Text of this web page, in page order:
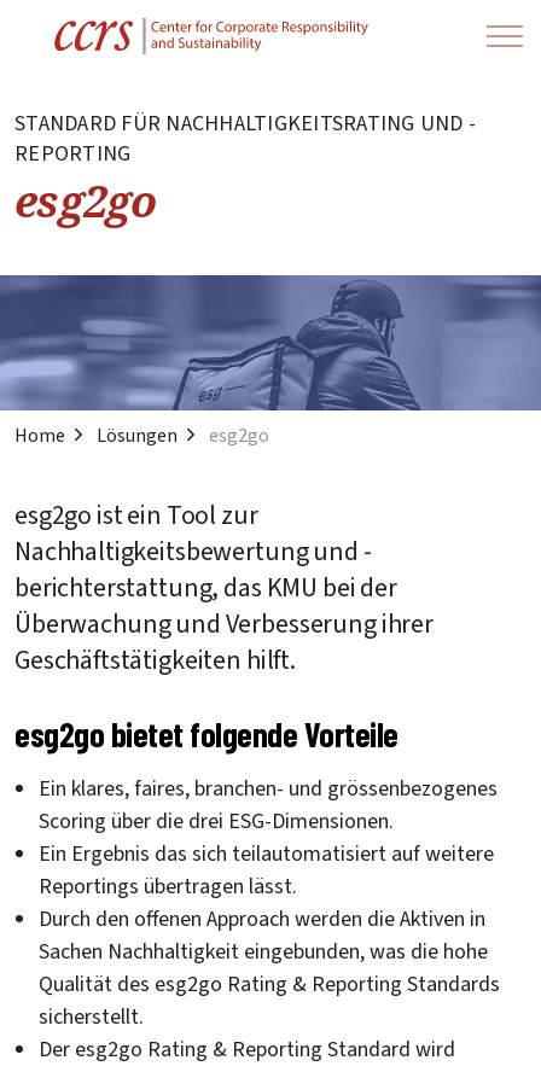
STANDARD FÜR NACHHALTIGKEITSRATING UND -
REPORTING
esg2go
Home Lösungen esg2go
esg2go ist ein Tool zur
Nachhaltigkeitsbewertung und -
berichterstattung, das KMU bei der
Überwachung und Verbesserung ihrer
Geschäftstätigkeiten hilft.
esg2go bietet folgende Vorteile
Ein klares, faires, branchen- und grössenbezogenes
Scoring über die drei ESG-Dimensionen.
Ein Ergebnis das sich teilautomatisiert auf weitere
Reportings übertragen lässt.
Durch den offenen Approach werden die Aktiven in
Sachen Nachhaltigkeit eingebunden, was die hohe
Qualität des esg2go Rating & Reporting Standards
sicherstellt.
Der esg2go Rating & Reporting Standard wird